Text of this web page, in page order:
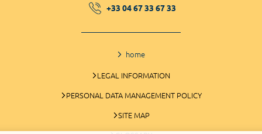
+33 04 67 33 67 33
home
LEGAL INFORMATION
PERSONAL DATA MANAGEMENT POLICY
SITE MAP